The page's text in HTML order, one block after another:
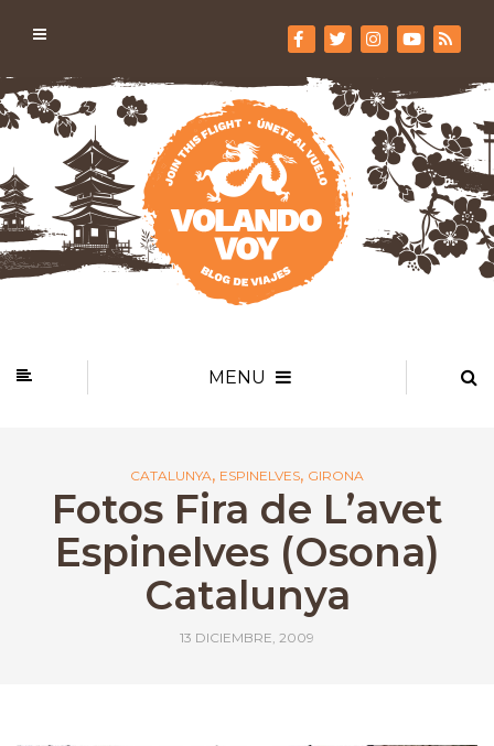
MENU
CATALUNYA, ESPINELVES, GIRONA
Fotos Fira de L’avet
Espinelves (Osona)
Catalunya
13 DICIEMBRE, 2009